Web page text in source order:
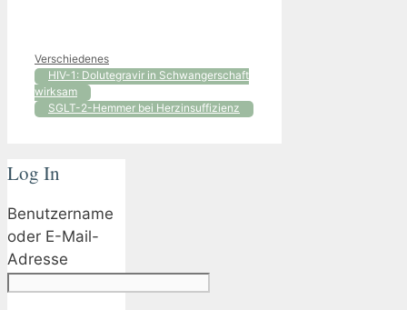
Kategorien
Verschiedenes
HIV-1: Dolutegravir in Schwangerschaft
wirksam
SGLT-2-Hemmer bei Herzinsuffizienz
Log In
Benutzername
oder E-Mail-
Adresse